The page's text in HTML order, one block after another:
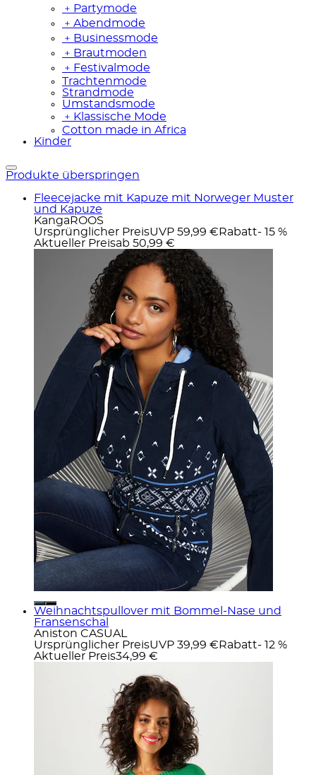
﹢ Partymode
﹢ Abendmode
﹢ Businessmode
﹢ Brautmoden
﹢ Festivalmode
Trachtenmode
Strandmode
Umstandsmode
﹢ Klassische Mode
Cotton made in Africa
Kinder
Produkte überspringen
Fleecejacke mit Kapuze mit Norweger Muster
und Kapuze
KangaROOS
Ursprünglicher PreisUVP 59,99 € Rabatt- 15 %
Aktueller Preisab 50,99 €
Weihnachtspullover mit Bommel-Nase und
Fransenschal
Aniston CASUAL
Ursprünglicher PreisUVP 39,99 € Rabatt- 12 %
Aktueller Preis34,99 €